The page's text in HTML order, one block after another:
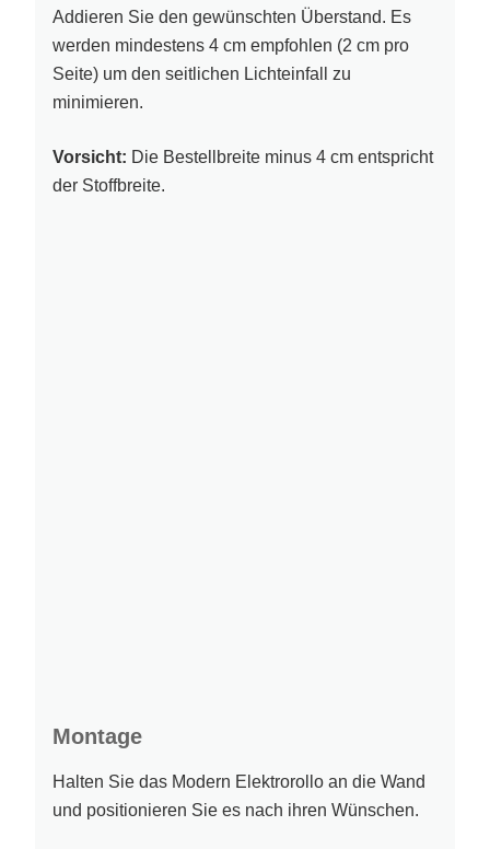
Addieren Sie den gewünschten Überstand. Es
werden mindestens 4 cm empfohlen (2 cm pro
Seite) um den seitlichen Lichteinfall zu
minimieren.
Vorsicht: Die Bestellbreite minus 4 cm entspricht
der Stoffbreite.
Montage
Halten Sie das Modern Elektrorollo an die Wand
und positionieren Sie es nach ihren Wünschen.